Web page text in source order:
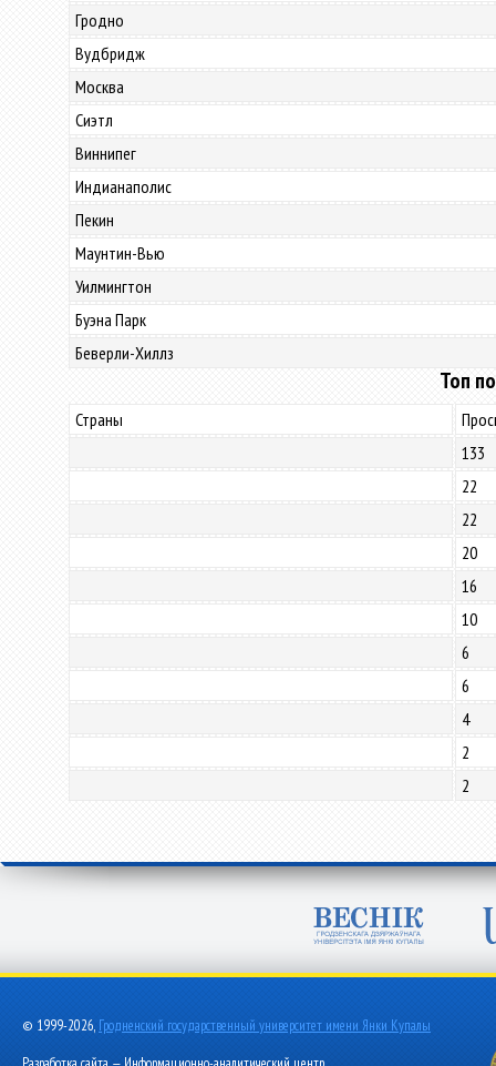
Гродно
Вудбридж
Москва
Сиэтл
Виннипег
Индианаполис
Пекин
Маунтин-Вью
Уилмингтон
Буэна Парк
Беверли-Хиллз
Топ
Страны
133
22
22
20
16
10
6
6
4
2
2
© 1999-2026, Гродненский государственный университет имени Янки Купалы